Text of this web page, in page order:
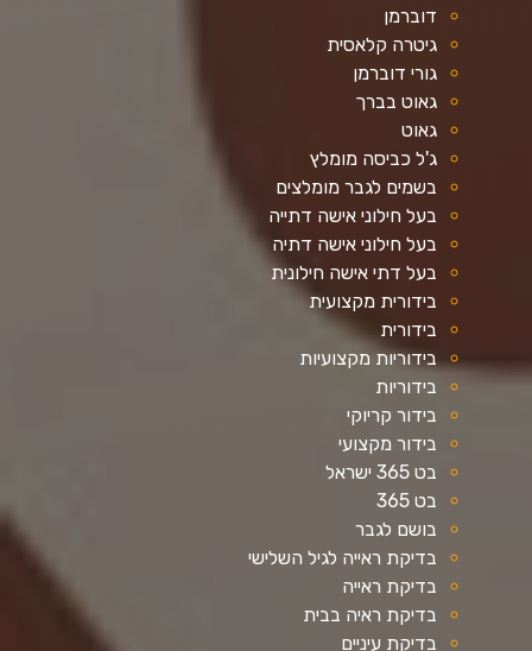
דוברמן
גיטרה קלאסית
גורי דוברמן
גאוט בברך
גאוט
ג'ל כביסה מומלץ
בשמים לגבר מומלצים
בעל חילוני אישה דתייה
בעל חילוני אישה דתיה
בעל דתי אישה חילונית
בידורית מקצועית
בידורית
בידוריות מקצועיות
בידוריות
בידור קריוקי
בידור מקצועי
בט 365 ישראל
בט 365
בושם לגבר
בדיקת ראייה לגיל השלישי
בדיקת ראייה
בדיקת ראיה בבית
בדיקת עיניים